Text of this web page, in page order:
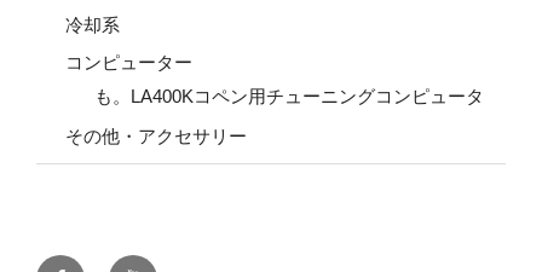
冷却系
コンピューター
も。LA400Kコペン用チューニングコンピュータ
その他・アクセサリー